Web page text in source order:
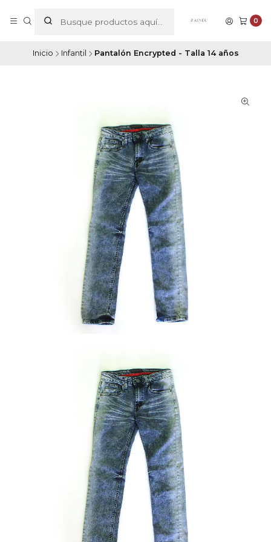
0
Inicio Infantil Pantalón Encrypted - Talla 14 años